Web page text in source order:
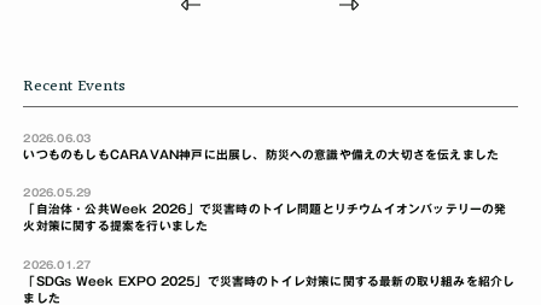
Recent Events
2026.06.03
いつものもしもCARAVAN神戸に出展し、防災への意識や備えの大切さを伝えました
2026.05.29
「自治体・公共Week 2026」で災害時のトイレ問題とリチウムイオンバッテリーの発
火対策に関する提案を行いました
2026.01.27
「SDGs Week EXPO 2025」で災害時のトイレ対策に関する最新の取り組みを紹介し
ました